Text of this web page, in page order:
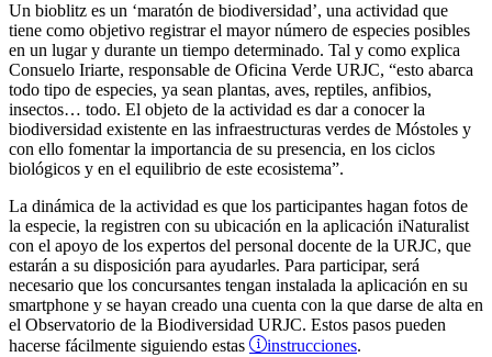
Un bioblitz es un ‘maratón de biodiversidad’, una actividad que
tiene como objetivo registrar el mayor número de especies posibles
en un lugar y durante un tiempo determinado. Tal y como explica
Consuelo Iriarte, responsable de Oficina Verde URJC, “esto abarca
todo tipo de especies, ya sean plantas, aves, reptiles, anfibios,
insectos… todo. El objeto de la actividad es dar a conocer la
biodiversidad existente en las infraestructuras verdes de Móstoles y
con ello fomentar la importancia de su presencia, en los ciclos
biológicos y en el equilibrio de este ecosistema”.
La dinámica de la actividad es que los participantes hagan fotos de
la especie, la registren con su ubicación en la aplicación iNaturalist
con el apoyo de los expertos del personal docente de la URJC, que
estarán a su disposición para ayudarles. Para participar, será
necesario que los concursantes tengan instalada la aplicación en su
smartphone y se hayan creado una cuenta con la que darse de alta en
el Observatorio de la Biodiversidad URJC. Estos pasos pueden
hacerse fácilmente siguiendo estas
instrucciones.